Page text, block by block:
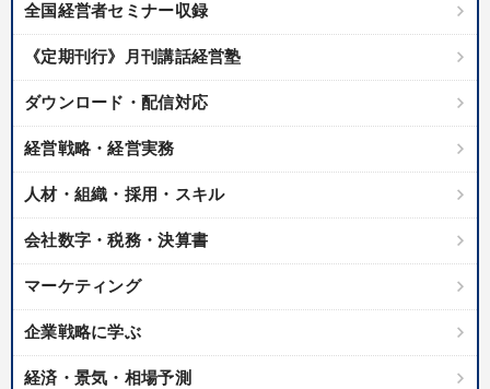
全国経営者セミナー収録
《定期刊行》月刊講話経営塾
ダウンロード・配信対応
経営戦略・経営実務
人材・組織・採用・スキル
会社数字・税務・決算書
マーケティング
企業戦略に学ぶ
経済・景気・相場予測